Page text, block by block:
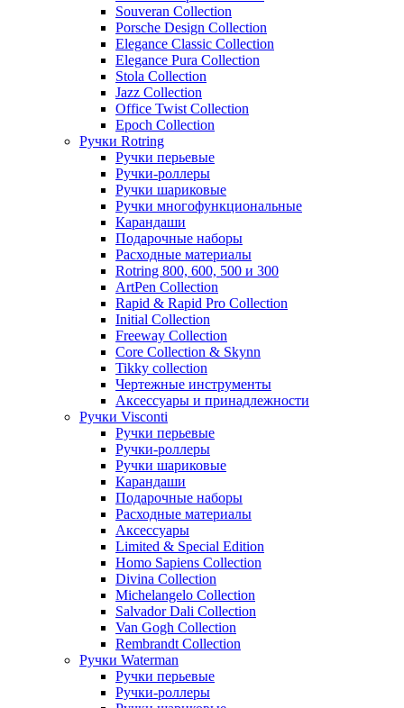
Souveran Collection
Porsche Design Collection
Elegance Classic Collection
Elegance Pura Collection
Stola Collection
Jazz Collection
Office Twist Collection
Epoch Collection
Ручки Rotring
Ручки перьевые
Ручки-роллеры
Ручки шариковые
Ручки многофункциональные
Карандаши
Подарочные наборы
Расходные материалы
Rotring 800, 600, 500 и 300
ArtPen Collection
Rapid & Rapid Pro Collection
Initial Collection
Freeway Collection
Core Collection & Skynn
Tikky collection
Чертежные инструменты
Аксессуары и принадлежности
Ручки Visconti
Ручки перьевые
Ручки-роллеры
Ручки шариковые
Карандаши
Подарочные наборы
Расходные материалы
Аксессуары
Limited & Special Edition
Homo Sapiens Collection
Divina Collection
Michelangelo Collection
Salvador Dali Collection
Van Gogh Collection
Rembrandt Collection
Ручки Waterman
Ручки перьевые
Ручки-роллеры